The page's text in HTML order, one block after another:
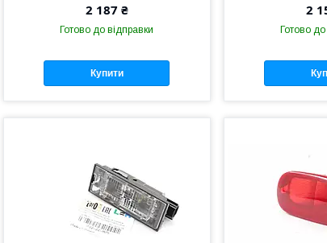
2 187 ₴
Готово до відправки
Купити
2
Готово до